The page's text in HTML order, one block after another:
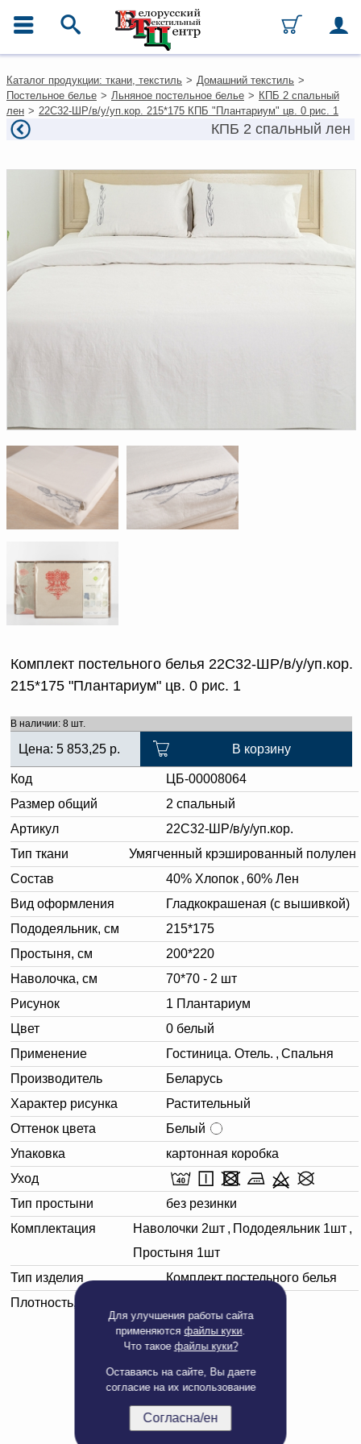
Для улучшения работы сайта
применяютсяфайлы куки.
Что такое файлы куки?
Оставаясь на сайте, Вы даете
согласие на их использование
Согласна/ен
Каталог
Ткани
Домашний текстиль
Одежда
Текстиль для ресторанов и
Текстильная галантерея и
фурнитура
Условия работы
Оплата и доставка
Письмо руководителю
Вопросы и ответы
Каталог продукции: ткани, текстиль > Домашний текстиль >
Постельное белье > Льняное постельное белье > КПБ 2 спальный
лен > 22С32-ШР/в/у/уп.кор. 215*175 КПБ "Плантариум" цв. 0 рис. 1
КПБ 2 спальный лен
Комплект постельного белья 22С32-ШР/в/у/уп.кор.
215*175 "Плантариум" цв. 0 рис. 1
В наличии: 8 шт.
Цена: 5 853,25 р. В корзину
Код
ЦБ-00008064
Размер общий
2 спальный
Артикул
22С32-ШР/в/у/уп.кор.
Тип ткани
Умягченный крэшированный полулен
Состав
40% Хлопок , 60% Лен
Вид оформления
Гладкокрашеная (с вышивкой)
Пододеяльник, см
215*175
Простыня, см
200*220
Наволочка, см
70*70 - 2 шт
Рисунок
1 Плантариум
Цвет
0 белый
Применение
Гостиница. Отель. , Спальня
Производитель
Беларусь
Характер рисунка
Растительный
Оттенок цвета
Белый
Упаковка
картонная коробка
Уход
Тип простыни
без резинки
Комплектация
Наволочки 2шт , Пододеяльник 1шт ,
Простыня 1шт
Тип изделия
Комплект постельного белья
Плотность, г/м²
Полная версия сайта